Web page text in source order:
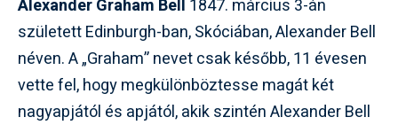
Alexander Graham Bell 1847. március 3-án
született Edinburgh-ban, Skóciában, Alexander Bell
néven. A „Graham” nevet csak később, 11 évesen
vette fel, hogy megkülönböztesse magát két
nagyapjától és apjától, akik szintén Alexander Bell